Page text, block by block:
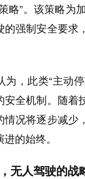
略”。该策略为
的强制安全要求
为，此类“主动
安全机制。随着
情况将逐步减少
的始终。
无人驾驶的战